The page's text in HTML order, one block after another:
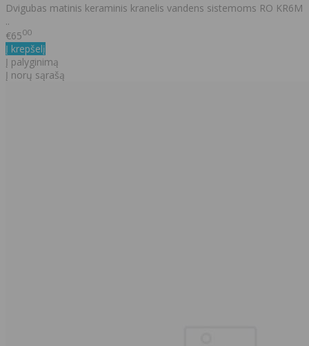
Dvigubas matinis keraminis kranelis vandens sistemoms RO KR6M
..
€6500
Į krepšelį
Į palyginimą
Į norų sąrašą